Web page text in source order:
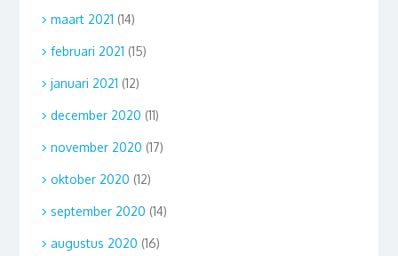
maart 2021 (14)
februari 2021 (15)
januari 2021 (12)
december 2020 (11)
november 2020 (17)
oktober 2020 (12)
september 2020 (14)
augustus 2020 (16)